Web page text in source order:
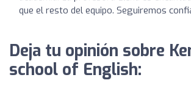
que el resto del equipo. Seguiremos
Deja tu opinión sobre
school of English: